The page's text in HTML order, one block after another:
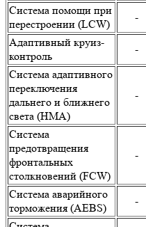
Система помощи при
перестроении (LCW)
-
Адаптивный круиз-
контроль
-
Система адаптивного
переключения
дальнего и ближнего
света (HMA)
-
Система
предотвращения
фронтальных
столкновений (FCW)
-
Система аварийного
торможения (AEBS)
-